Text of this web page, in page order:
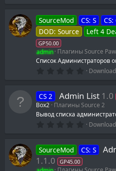
0
s
t
a
(
s
)
SourceMod CS: S CS:
DOD: Source
Left 4
GP50.00
admin Плагины Source
Список Администраторов
0
0
s
t
a
r
CS 2 Admin List 1.0
Box2 Плагины Source 2
Вывод списка
0
0
s
SourceMod CS: S
1.1.0
GP45.00